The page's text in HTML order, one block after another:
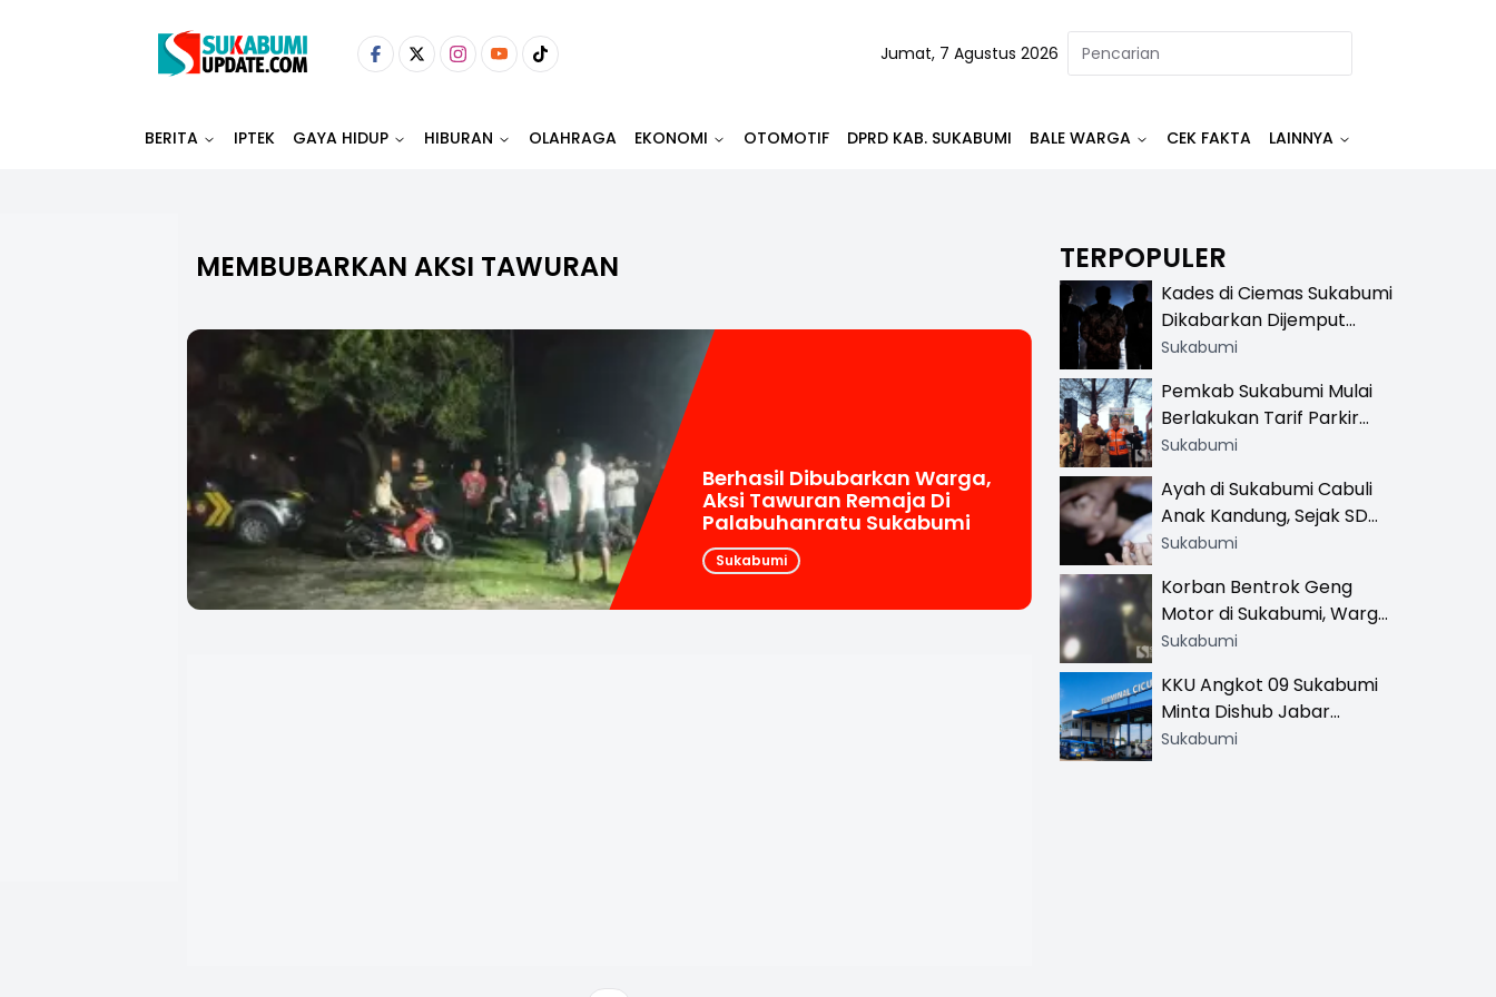
Jumat, 7 Agustus 2026
BERITA IPTEK GAYA HIDUP HIBURAN OLAHRAGA EKONOMI OTOMOTIF DPRD KAB. SUKABUMI BALE WARGA CEK FAKTA LAINNYA
MEMBUBARKAN AKSI TAWURAN
Berhasil Dibubarkan Warga,
Aksi Tawuran Remaja Di
Palabuhanratu Sukabumi
Sukabumi
TERPOPULER
Kades di Ciemas Sukabumi
Dikabarkan Dijemput
Satnarkoba, Polisi
Sukabumi
Pemkab Sukabumi Mulai
Berlakukan Tarif Parkir
Resmi di 13 Lokasi Wisata,
Khusus
Sukabumi
Ayah di Sukabumi Cabuli
Anak Kandung, Sejak SD
Hingga SMA
Sukabumi
Korban Bentrok Geng
Motor di Sukabumi, Warga
dan Sopir Tangki
Sukabumi
KKU Angkot 09 Sukabumi
Minta Dishub Jabar
Tertibkan Trayek Ciawi-
Sukabumi